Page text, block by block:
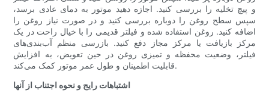
و پیچ تخلیه را بررسی کنید. اجازه دهید موتور به دمای عادی برسد،
سپس سطح روغن را دوباره بررسی کنید و در صورت نیاز روغن را
اضافه کنید. روغن استفاده شده و فیلتر قدیمی را با خیال راحت در یک
مرکز بازیافت یا مرکز مجاز دفع کنید. بازرسی منظم آب‌بندی‌های
فیلتر، وضعیت محفظه و تمیزی روغن در حین تعویض، به افزایش
قابلیت اطمینان و طول عمر موتور کمک می‌کند.
اشتباهات رایج و نحوه اجتناب از آنها